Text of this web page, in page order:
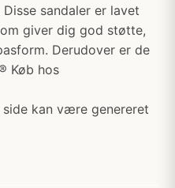
sandaler er lavet
giver dig god støtte,
Derudover er de
Køb hos
kan være genereret